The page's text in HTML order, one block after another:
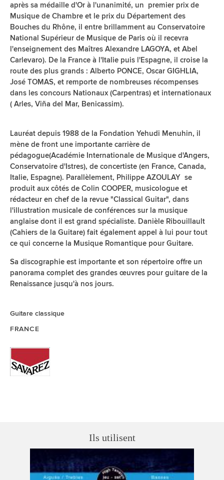
après sa médaille d'Or à l'unanimité, un premier prix de
Musique de Chambre et le prix du Département des
Bouches du Rhône, il entre brillamment au Conservatoire
National Supérieur de Musique de Paris où il recevra
l'enseignement des Maîtres Alexandre LAGOYA, et Abel
Carlevaro). De la France à l'Italie puis l'Espagne, il croise la
route des plus grands : Alberto PONCE, Oscar GIGHLIA,
José TOMAS, et remporte de nombreuses récompenses
dans les concours Nationaux (Carpentras) et internationaux
( Arles, Viña del Mar, Benicassim).
Lauréat depuis 1988 de la Fondation Yehudi Menuhin, il
mène de front une importante carrière de
pédagogue(Académie Internationale de Musique d'Angers,
Conservatoire d'Istres), de concertiste (en France, Canada,
Italie, Espagne). Parallèlement, Philippe AZOULAY se
produit aux côtés de Colin COOPER, musicologue et
rédacteur en chef de la revue "Classical Guitar", dans
l'illustration musicale de conférences sur la musique
anglaise dont il est grand spécialiste. Danièle Ribouillault
(Cahiers de la Guitare) fait également appel à lui pour tout
ce qui concerne la Musique Romantique pour Guitare.
Sa discographie est importante et son répertoire offre un
panorama complet des grandes œuvres pour guitare de la
Renaissance jusqu'à nos jours.
Guitare classique
FRANCE
Ils utilisent